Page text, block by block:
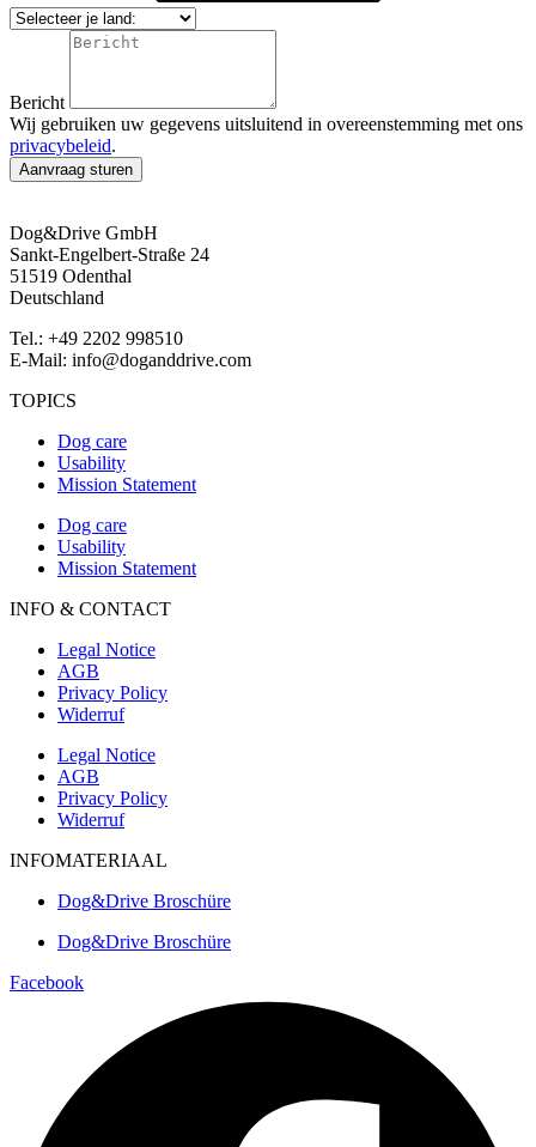
Bericht
Wij gebruiken uw gegevens uitsluitend in overeenstemming met ons
privacybeleid.
Aanvraag sturen
Dog&Drive GmbH
Sankt-Engelbert-Straße 24
51519 Odenthal
Deutschland
Tel.: +49 2202 998510
E-Mail: info@doganddrive.com
TOPICS
Dog care
Usability
Mission Statement
Dog care
Usability
Mission Statement
INFO & CONTACT
Legal Notice
AGB
Privacy Policy
Widerruf
Legal Notice
AGB
Privacy Policy
Widerruf
INFOMATERIAAL
Dog&Drive Broschüre
Dog&Drive Broschüre
Facebook